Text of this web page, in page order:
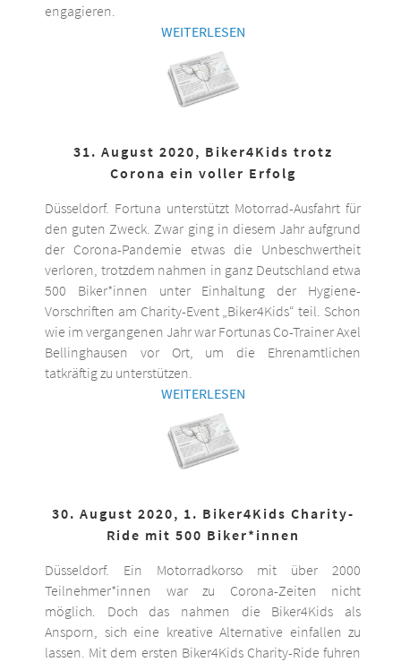
engagieren.
WEITERLESEN
31. August 2020, Biker4Kids trotz
Corona ein voller Erfolg
Düsseldorf. Fortuna unterstützt Motorrad-Ausfahrt für
den guten Zweck. Zwar ging in diesem Jahr aufgrund
der Corona-Pandemie etwas die Unbeschwertheit
verloren, trotzdem nahmen in ganz Deutschland etwa
500 Biker*innen unter Einhaltung der Hygiene-
Vorschriften am Charity-Event „Biker4Kids“ teil. Schon
wie im vergangenen Jahr war Fortunas Co-Trainer Axel
Bellinghausen vor Ort, um die Ehrenamtlichen
tatkräftig zu unterstützen.
WEITERLESEN
30. August 2020, 1. Biker4Kids Charity-
Ride mit 500 Biker*innen
Düsseldorf. Ein Motorradkorso mit über 2000
Teilnehmer*innen war zu Corona-Zeiten nicht
möglich. Doch das nahmen die Biker4Kids als
Ansporn, sich eine kreative Alternative einfallen zu
lassen. Mit dem ersten Biker4Kids Charity-Ride fuhren